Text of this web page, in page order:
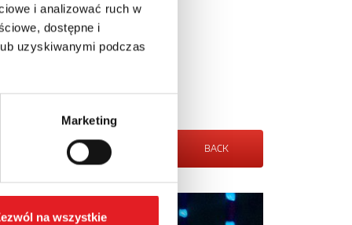
i analizować ruch w
dostępne i
uzyskiwanymi podczas
Marketing
na wszystkie
BACK